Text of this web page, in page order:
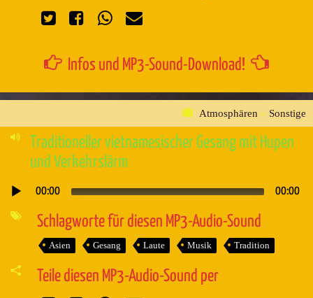
Infos und MP3-Sound-Download!
Atmosphären » Sonstige
Traditioneller vietnamesischer Gesang mit Hupen
und Verkehrslärm
Audio-
00:00 00:00
Schlagworte für diesen MP3-Audio-Sound
Asien Gesang Laute Musik Tradition
Teile diesen MP3-Audio-Sound per